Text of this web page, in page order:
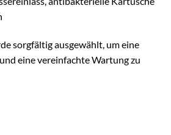
sorgfältig ausgewählt, um eine
eine vereinfachte Wartung zu